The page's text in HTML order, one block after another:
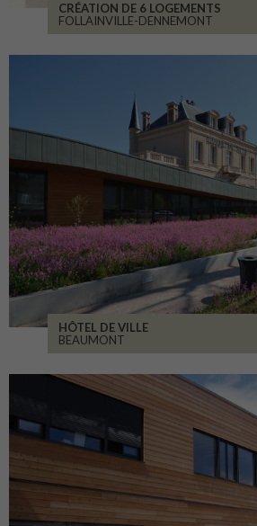
CRÉATION DE 6 LOGEMENTS
FOLLAINVILLE-DENNEMONT
HÔTEL DE VILLE
BEAUMONT